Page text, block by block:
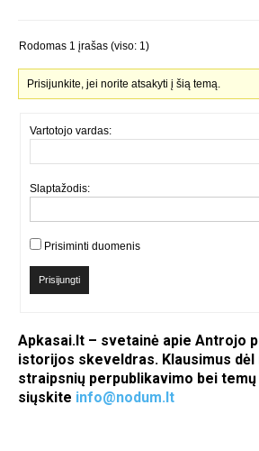
Rodomas 1 įrašas (viso: 1)
Prisijunkite, jei norite atsakyti į šią temą.
Vartotojo vardas:
Slaptažodis:
Prisiminti duomenis
Prisijungti
Apkasai.lt – svetainė apie Antrojo
istorijos skeveldras. Klausimus
straipsnių perpublikavimo bei temų
siųskite info@nodum.lt